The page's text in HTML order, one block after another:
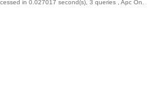
in 0.027017 second(s), 3 queries , Apc On.